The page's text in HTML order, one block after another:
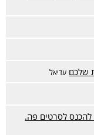
שלכם עדיאל
להכנס לסרטים פה.